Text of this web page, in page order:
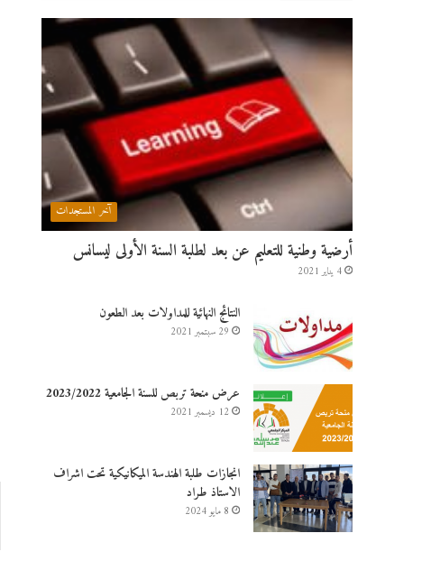
آخر المستجدات
أرضية وطنية للتعليم عن بعد لطلبة السنة الأولى ليسانس
4 يناير 2021
النتائج النهائية للمداولات بعد الطعون
29 سبتمبر 2021
عرض منحة تربص للسنة الجامعية 2023/2022
12 ديسمبر 2021
انجازات طلبة الهندسة الميكانيكية تحت اشراف
الاستاذ طراد
8 مايو 2024